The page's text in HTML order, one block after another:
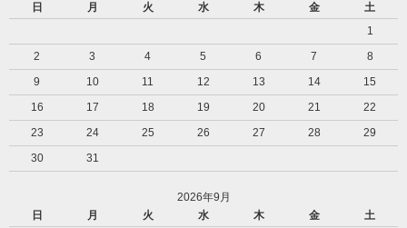
日
月 火 水 木 金
土
1
2
3 4 5 6 7
8
9
10 11 12 13 14
15
16
17 18 19 20 21
22
23
24 25 26 27 28
29
30
31
2026年9月
日
月 火 水 木 金
土